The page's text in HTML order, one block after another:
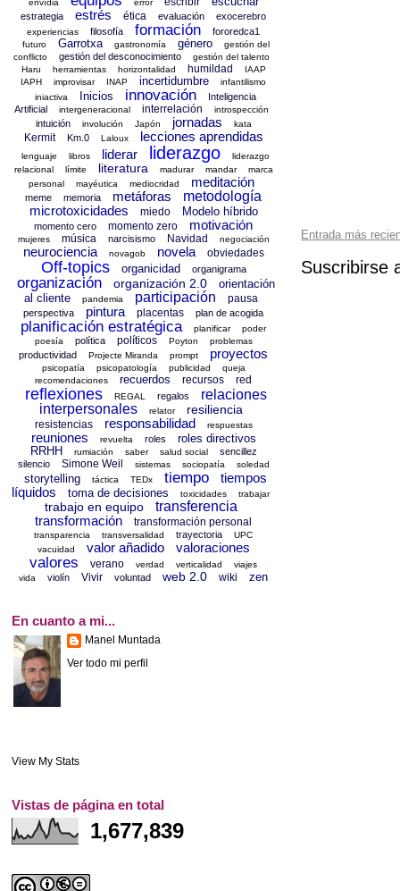
Entrada más
Suscribirse
envídia
error
estrategia estrés ética evaluación exocerebro
experiencias filosofía formación fororedca1
futuro Garrotxa gastronomía género
gestión del
conflicto
gestión del desconocimiento
gestión del talento
Haru
herramientas horizontalidad humildad
IAAP
IAPH
improvisar INAP incertidumbre
infantilismo
iniactiva
Inicios innovación
Inteligencia
Artificial
intergeneracional interrelación introspección
intuición involución Japón jornadas kata
Kermit Km.0 Laloux lecciones aprendidas
lenguaje libros liderar liderazgo
liderazgo
relacional
límite literatura madurar mandar
marca
personal
mayéutica mediocridad meditación
meme memoria metáforas
metodología
microtoxicidades
miedo Modelo híbrido
momento cero momento zero motivación
mujeres música narcisismo Navidad negociación
neurociencia novagob novela obviedades
Off-topics organicidad organigrama
organización organización 2.0
orientación
al cliente
pandemia participación pausa
perspectiva pintura placentas plan de acogida
planificación estratégica planificar
poder
poesía
política políticos Poyton problemas
productividad Projecte Miranda prompt proyectos
psicopatía psicopatología publicidad
queja
recomendaciones
recuerdos recursos red
reflexiones REGAL regalos
relaciones
interpersonales
relator resiliencia
resistencias responsabilidad respuestas
reuniones revuelta roles
roles directivos
RRHH
rumiación saber salud social
sencillez
silencio
Simone Weil sistemas sociopatía soledad
storytelling táctica TEDx tiempo
tiempos
líquidos
toma de decisiones toxicidades trabajar
trabajo en equipo
transferencia
transformación
transformación personal
transparencia transversalidad trayectoria
UPC
vacuidad
valor añadido valoraciones
valores verano verdad verticalidad
viajes
vida
violín Vivir voluntad web 2.0 wiki zen
En cuanto a mi...
Manel Muntada
Ver todo mi perfil
View My Stats
Vistas de página en total
1,677,839